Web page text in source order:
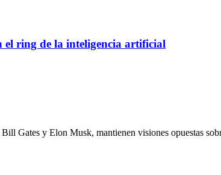
el ring de la inteligencia artificial
Gates y Elon Musk, mantienen visiones opuestas